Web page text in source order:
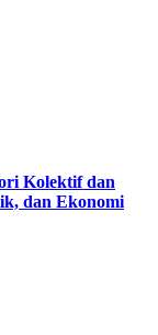
Kolektif dan
dan Ekonomi